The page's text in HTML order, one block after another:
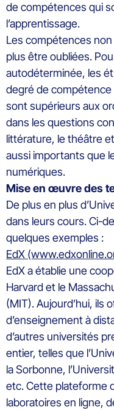
de compétences qui
l’apprentissage.
Les compétences
plus être oubliées.
autodéterminée, les
degré de compétence
sont supérieurs aux
dans les questions
littérature, le théâtre
aussi importants que
numériques.
Mise en œuvre des
De plus en plus
dans leurs cours. Ci-
quelques exemples :
EdX
EdX a établie une
Harvard et le
(MIT). Aujourd’hui, ils
d’enseignement à
d’autres universités
entier, telles que
la Sorbonne,
etc. Cette plateforme
laboratoires en ligne,